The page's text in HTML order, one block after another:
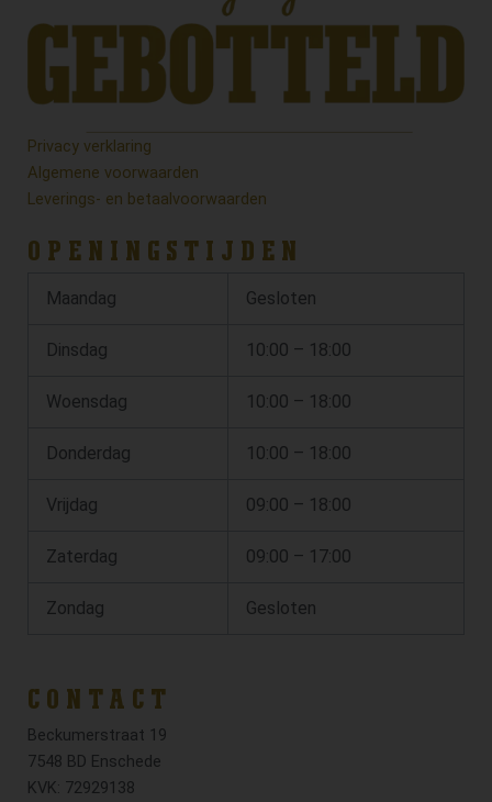
Privacy verklaring
Algemene voorwaarden
Leverings- en betaalvoorwaarden
OPENINGSTIJDEN
Maandag Gesloten
Dinsdag 10:00 – 18:00
Woensdag 10:00 – 18:00
Donderdag 10:00 – 18:00
Vrijdag 09:00 – 18:00
Zaterdag 09:00 – 17:00
Zondag Gesloten
CONTACT
Beckumerstraat 19
7548 BD Enschede
KVK: 72929138